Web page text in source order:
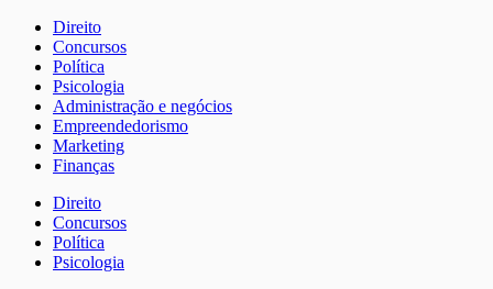
Direito
Concursos
Política
Psicologia
Administração e negócios
Empreendedorismo
Marketing
Finanças
Direito
Concursos
Política
Psicologia